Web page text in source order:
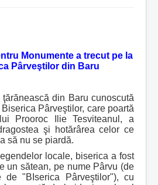
Monumente a trecut pe la
Pârveştilor din Baru
din Baru cunoscută
Pârveştilor, care poartă
Prooroc Ilie Tesviteanul, a
şi hotărârea celor ce
să nu se piardă.
locale, biserica a fost
un sătean, pe nume Pârvu (de
"BIserica Pârveştilor"), cu